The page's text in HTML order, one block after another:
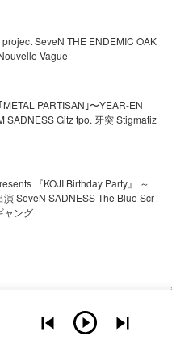
project SeveN THE ENDEMIC OAK
Vague
PARTISAN｣〜YEAR-EN
SADNESS Gitz tpo. 牙突 Stigmatiz
『KOJI Birthday Party』 ～
演 SeveN SADNESS The Blue Scr
ャング